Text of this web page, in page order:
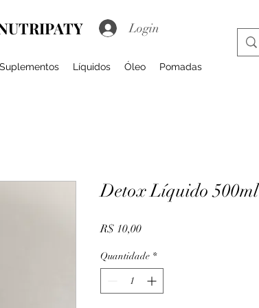
Login
Suplementos Líquidos Óleo Pomadas
Detox Líquido 500ml
R$ 10,00Preço
Quantidade *